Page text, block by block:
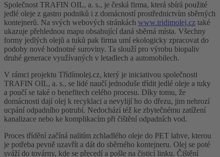
Společnost TRAFIN OIL, a. s., je česká firma, která sbírá použité
jedlé oleje z gastro podniků i z domácností prostřednictvím sběrných
kontejnerů. Na svých webových stránkách www.tridimolej.cz také
ukazuje přehlednou mapu obsahující daná sběrná místa. Všechny
formy jedlých olejů a tuků pak firma umí ekologicky zpracovat do
podoby nové hodnotné suroviny. Ta slouží pro výrobu biopaliv
druhé generace využívaných v letadlech a automobilech.
V rámci projektu Třídímolej.cz, který je iniciativou společnosti
TRAFIN OIL, a. s., se lidé naučí jednoduše třídit jedlé oleje a tuky
a poučí se také o benefitech celého procesu. Díky tomu, že
domácnosti dají olej k recyklaci a nevylijí ho do dřezu, jim nehrozí
ucpání odpadního potrubí. Nedochází též ke zbytečnému zatížení
kanalizace nebo ke komplikacím při čištění odpadních vod.
Proces třídění začíná nalitím zchladlého oleje do PET lahve, kterou
je potřeba pevně uzavřít a dát do sběrného kontejneru. Olej se poté
sváží do továrny, kde se přecedí a pošle na čisticí linku. Čištění